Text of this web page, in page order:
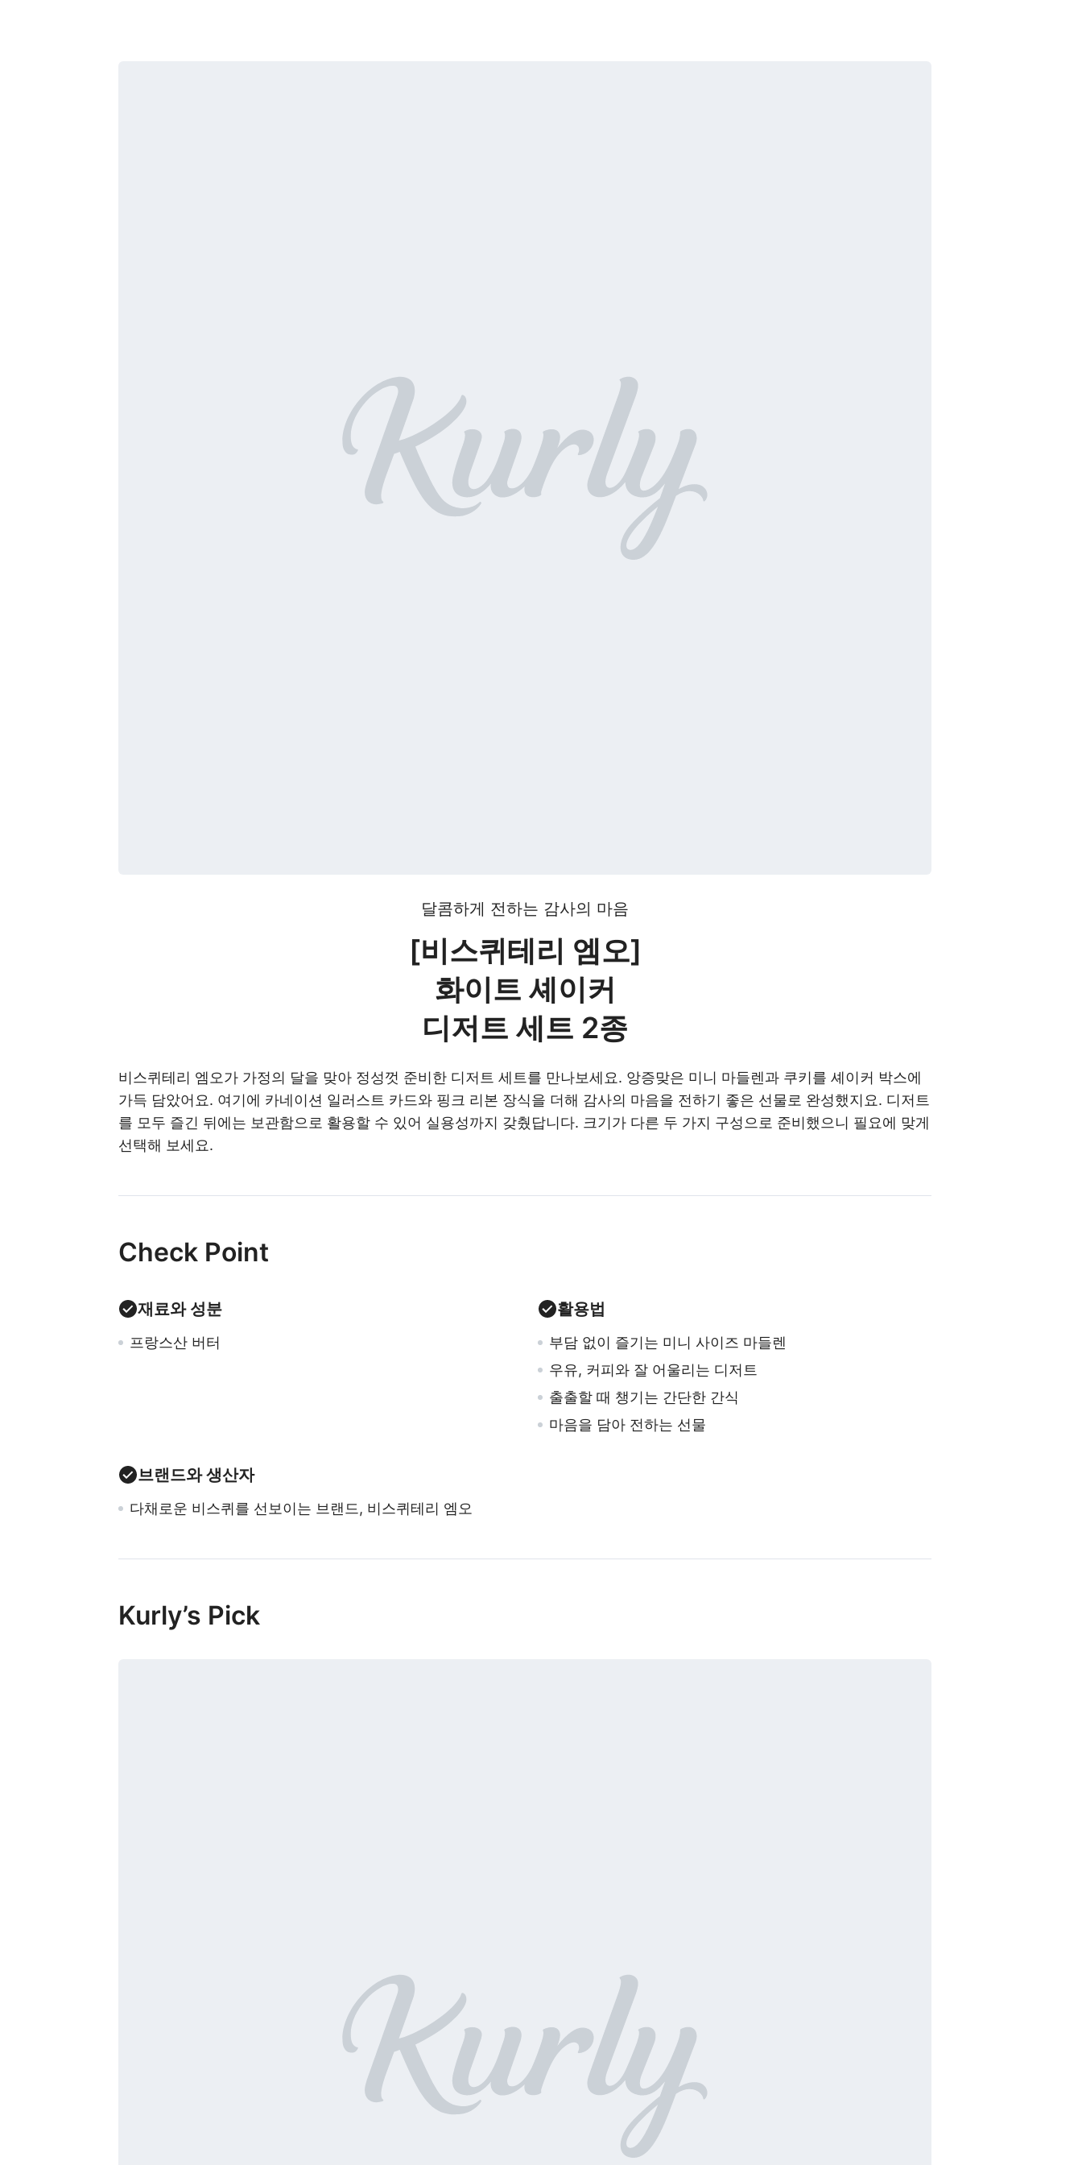
달콤하게 전하는 감사의 마음
[비스퀴테리 엠오]
화이트 셰이커
디저트 세트 2종
비스퀴테리 엠오가 가정의 달을 맞아 정성껏 준비한 디저트 세트를 만나보세요. 앙증맞은 미니 마들렌과 쿠키를 셰이커 박스에
가득 담았어요. 여기에 카네이션 일러스트 카드와 핑크 리본 장식을 더해 감사의 마음을 전하기 좋은 선물로 완성했지요. 디저트
를 모두 즐긴 뒤에는 보관함으로 활용할 수 있어 실용성까지 갖췄답니다. 크기가 다른 두 가지 구성으로 준비했으니 필요에 맞게
선택해 보세요.
Check Point
재료와 성분
프랑스산 버터
활용법
부담 없이 즐기는 미니 사이즈 마들렌
우유, 커피와 잘 어울리는 디저트
출출할 때 챙기는 간단한 간식
마음을 담아 전하는 선물
브랜드와 생산자
다채로운 비스퀴를 선보이는 브랜드, 비스퀴테리 엠오
Kurly’s Pick